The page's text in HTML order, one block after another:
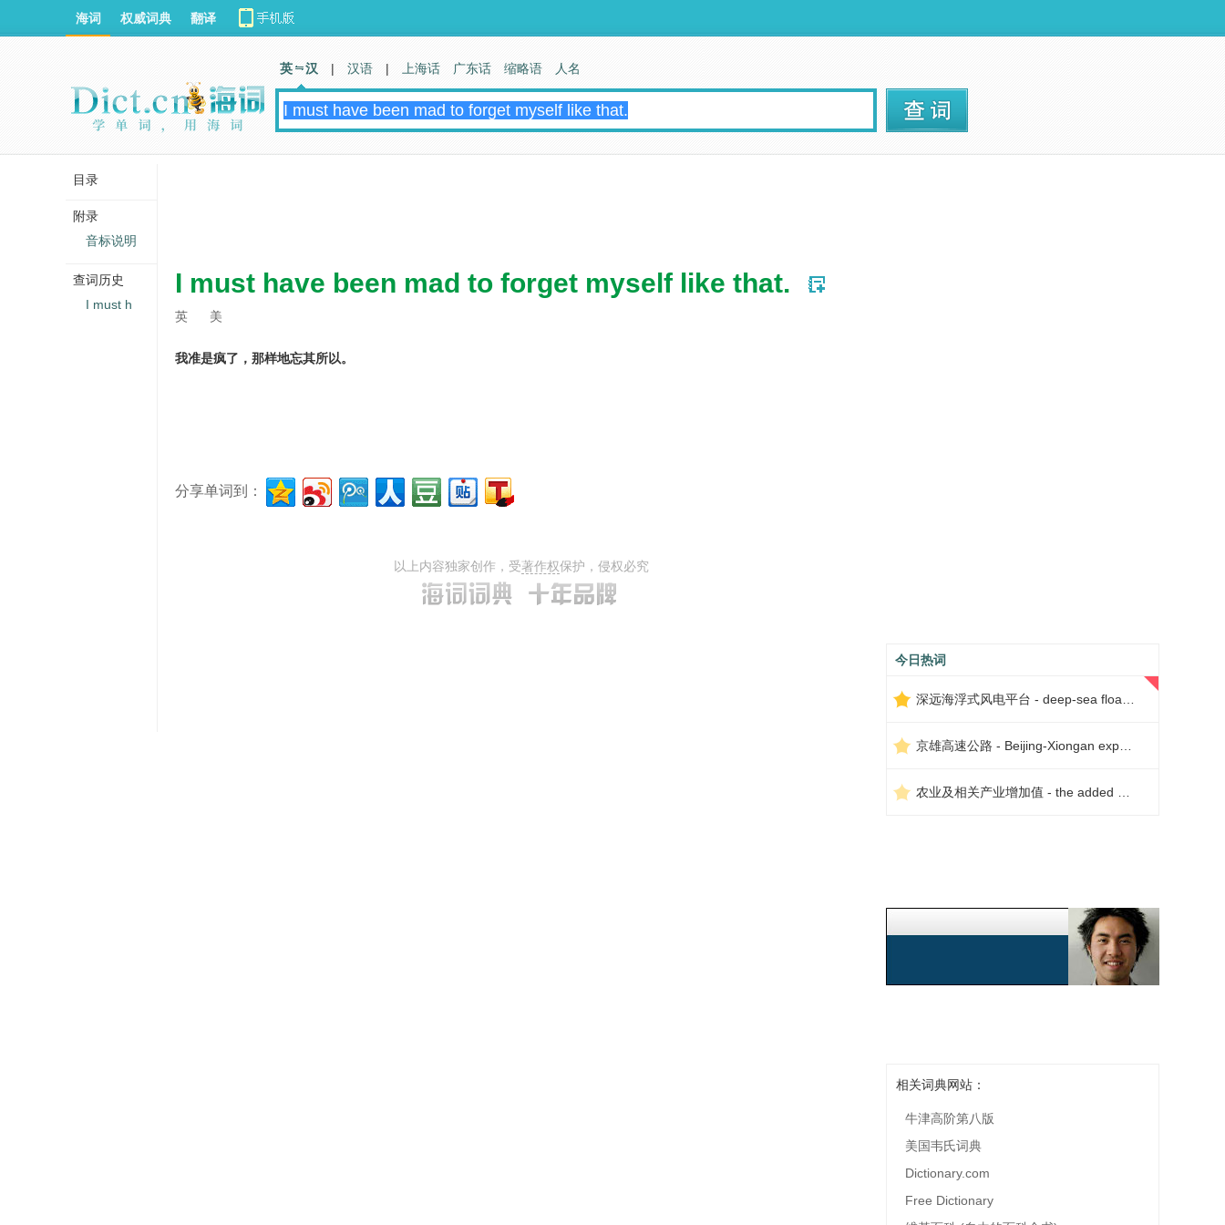
I must have been mad to forget myself like that.
英 美
我准是疯了，那样地忘其所以。
分享单词到：
以上内容独家创作，受著作权保护，侵权必究
今日热词
相关词典网站：
牛津高阶第八版
美国韦氏词典
Dictionary.com
Free Dictionary
海词 权威词典 翻译
英 汉 | 汉语 | 上海话 广东话 缩略语 人名
目录
附录
音标说明
查词历史
I must h